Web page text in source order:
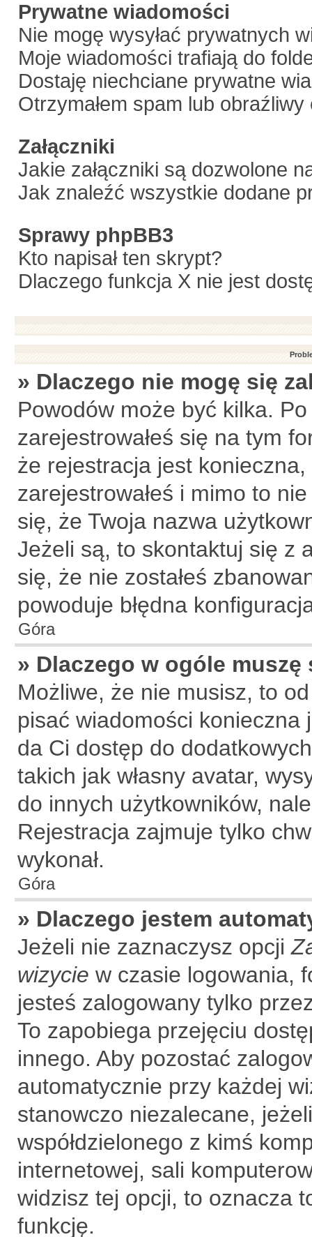
Prywatne wiadomości
Nie mogę wysyłać prywatnych
Moje wiadomości trafiają do
Dostaję niechciane prywatne
Otrzymałem spam lub
Załączniki
Jakie załączniki są dozwolone
Jak znaleźć wszystkie dodane
Sprawy phpBB3
Kto napisał ten skrypt?
Dlaczego funkcja X nie jest
» Dlaczego nie mogę się
Powodów może być kilka.
zarejestrowałeś się na tym
że rejestracja jest
zarejestrowałeś i mimo to
się, że Twoja nazwa
Jeżeli są, to skontaktuj się z
się, że nie zostałeś
powoduje błędna
Góra
» Dlaczego w ogóle
Możliwe, że nie musisz, to
pisać wiadomości
da Ci dostęp do
takich jak własny avatar,
do innych użytkowników,
Rejestracja zajmuje tylko
wykonał.
Góra
» Dlaczego jestem
Jeżeli nie zaznaczysz opcji
wizycie w czasie logowania,
jesteś zalogowany tylko
To zapobiega przejęciu
innego. Aby pozostać
automatycznie przy każdej
stanowczo niezalecane,
współdzielonego z kimś
internetowej, sali
widzisz tej opcji, to oznacza
funkcję.